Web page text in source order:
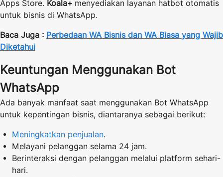
Apps Store. Koala+ menyediakan layanan hatbot otomatis
untuk bisnis di WhatsApp.
Baca Juga : Perbedaan WA Bisnis dan WA Biasa yang Wajib
Diketahui
Keuntungan Menggunakan Bot
WhatsApp
Ada banyak manfaat saat menggunakan Bot WhatsApp
untuk kepentingan bisnis, diantaranya sebagai berikut:
Meningkatkan penjualan.
Melayani pelanggan selama 24 jam.
Berinteraksi dengan pelanggan melalui platform sehari-
hari.